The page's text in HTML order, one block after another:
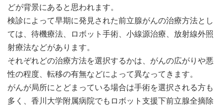
どが背景にあると思われます。
検診によって早期に発見された前立腺がんの治療方法とし
ては、待機療法、ロボット手術、小線源治療、放射線外照
射療法などがあります。
それぞれどの治療方法を選択するかは、がんの広がりや悪
性の程度、転移の有無などによって異なってきます。
がんが局所にとどまっている場合は手術を選択される方も
多く、香川大学附属病院でもロボット支援下前立腺全摘除